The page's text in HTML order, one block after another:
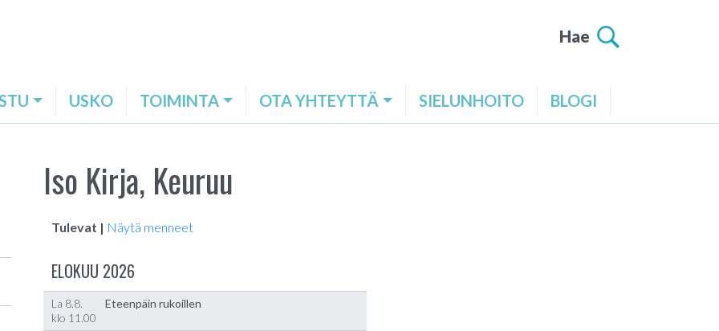
Hae
USKO TOIMINTA OTA YHTEYTTÄ SIELUNHOITO BLOGI
Iso Kirja, Keuruu
Tulevat | Näytä menneet
ELOKUU 2026
La 8.8.
klo 11.00
Eteenpäin rukoillen